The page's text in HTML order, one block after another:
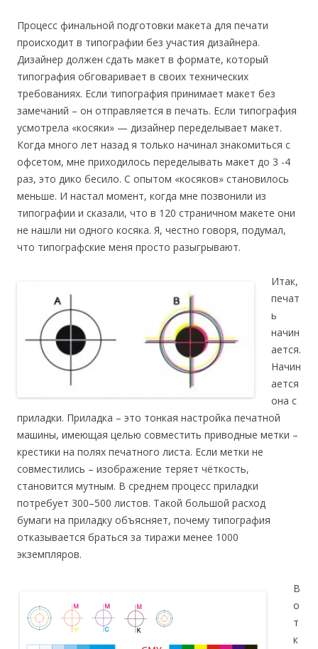
Процесс финальной подготовки макета для печати
происходит в типографии без участия дизайнера.
Дизайнер должен сдать макет в формате, который
типография обговаривает в своих технических
требованиях. Если типография принимает макет без
замечаний – он отправляется в печать. Если типография
усмотрела «косяки» — дизайнер переделывает макет.
Когда много лет назад я только начинал знакомиться с
офсетом, мне приходилось переделывать макет до 3 -4
раз, это дико бесило. С опытом «косяков» становилось
меньше. И настал момент, когда мне позвонили из
типографии и сказали, что в 120 страничном макете они
не нашли ни одного косяка. Я, честно говоря, подумал,
что типографские меня просто разыгрывают.
Итак,
печат
ь
начин
ается.
Начин
ается
она с
приладки. Приладка – это тонкая настройка печатной
машины, имеющая целью совместить приводные метки –
крестики на полях печатного листа. Если метки не
совместились – изображение теряет чёткость,
становится мутным. В среднем процесс приладки
потребует 300–500 листов. Такой большой расход
бумаги на приладку объясняет, почему типография
отказывается браться за тиражи менее 1000
экземпляров.
В
о
т
к